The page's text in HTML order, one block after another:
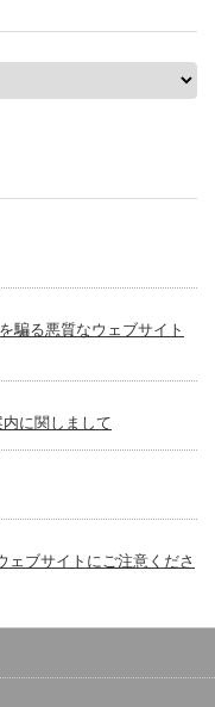
騙る悪質なウェブサイト
に関しまして
ェブサイトにご注意くださ